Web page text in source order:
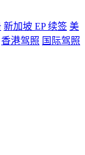
新加坡 EP 续签 美
香港驾照 国际驾照